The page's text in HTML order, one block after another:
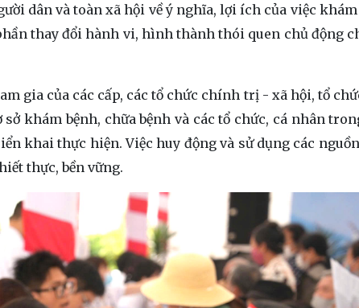
dân và toàn xã hội về ý nghĩa, lợi ích của việc khám
thay đổi hành vi, hình thành thói quen chủ động
gia của các cấp, các tổ chức chính trị - xã hội, tổ
khám bệnh, chữa bệnh và các tổ chức, cá nhân
khai thực hiện. Việc huy động và sử dụng các
thực, bền vững.